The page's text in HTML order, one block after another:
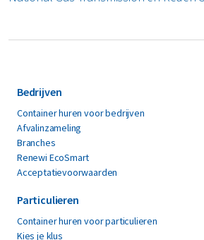
Bedrijven
Container huren voor bedrijven
Afvalinzameling
Branches
Renewi EcoSmart
Acceptatievoorwaarden
Particulieren
Container huren voor particulieren
Kies je klus